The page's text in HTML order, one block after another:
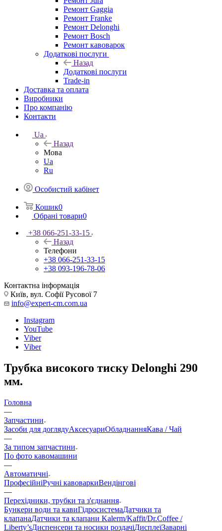
Ремонт Gaggia
Ремонт Franke
Ремонт Delonghi
Ремонт Bosch
Ремонт кавоварок
Додаткові послуги
Назад
Додаткові послуги
Trade-in
Доставка та оплата
Виробники
Про компанію
Контакти
Ua
Назад
Мова
Ua
Ru
Особистий кабінет
Кошик0
Обрані товари0
+38 066-251-33-15
Назад
Телефони
+38 066-251-33-15
+38 093-196-78-06
Контактна інформація
Київ, вул. Софії Русової 7
info@expert-cm.com.ua
Instagram
YouTube
Viber
Viber
Трубка високого тиску Delonghi 290
мм.
Головна
—
Запчастини
Засоби для доглядуАксесуариОбладнанняКава / Чай
—
За типом запчастини
По фото кавомашини
—
Автоматичні
ПрофесійніРучні кавоваркиВендінгові
—
Перехідники, трубки та з'єднання
Бункери води та кавиГідросистемаДатчики та
клапанаДатчики та клапани Kalerm/Kaffit/Dr.Coffee /
Liberty’sДиспенсери та носики роздачіДисплеїЗаварні